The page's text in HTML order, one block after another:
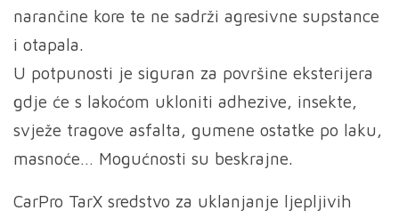
narančine kore te ne sadrži agresivne supstance
i otapala.
U potpunosti je siguran za površine eksterijera
gdje će s lakoćom ukloniti adhezive, insekte,
svježe tragove asfalta, gumene ostatke po laku,
masnoće… Mogućnosti su beskrajne.
CarPro TarX sredstvo za uklanjanje ljepljivih